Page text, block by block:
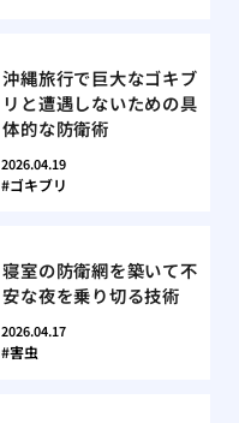
沖縄旅行で巨大なゴキブ
リと遭遇しないための具
体的な防衛術
2026.04.19
ゴキブリ
寝室の防衛網を築いて不
安な夜を乗り切る技術
2026.04.17
害虫